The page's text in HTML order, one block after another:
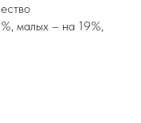
малых – на 19%,